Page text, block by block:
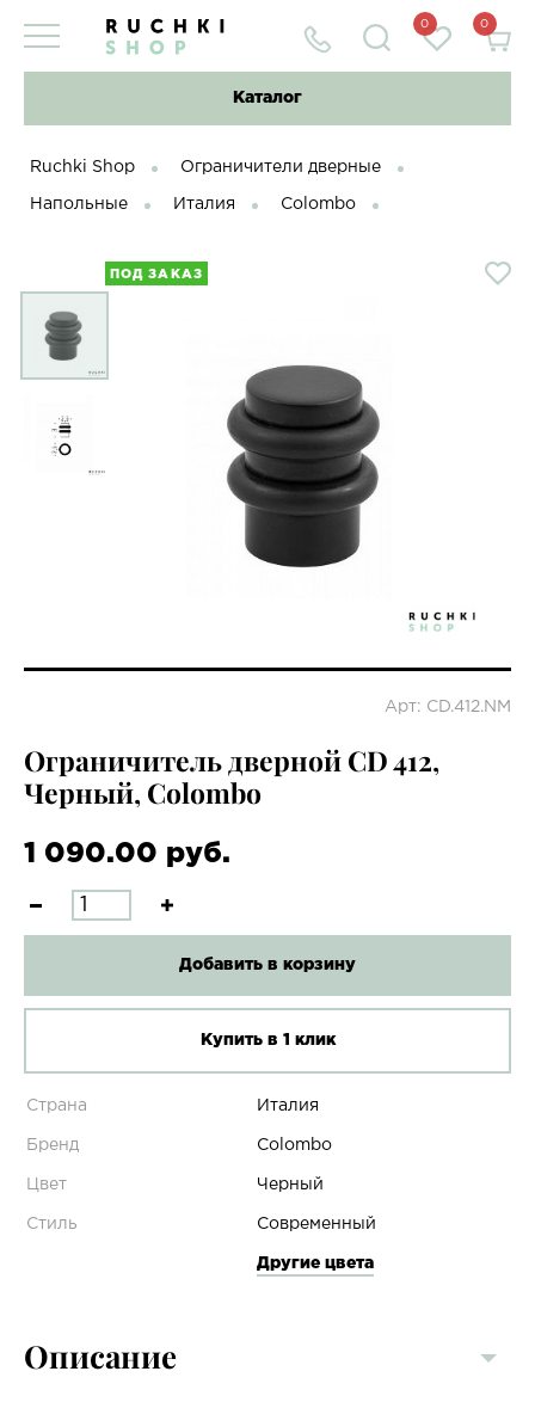
0 0
Каталог
Ruchki Shop Ограничители дверные
Напольные Италия Colombo
ПОД ЗАКАЗ
Арт: CD.412.NM
Ограничитель дверной CD 412,
Черный, Colombo
1 090.00 руб.
Добавить в корзину
Купить в 1 клик
Страна Италия
Бренд Colombo
Цвет Черный
Стиль Современный
Другие цвета
Описание